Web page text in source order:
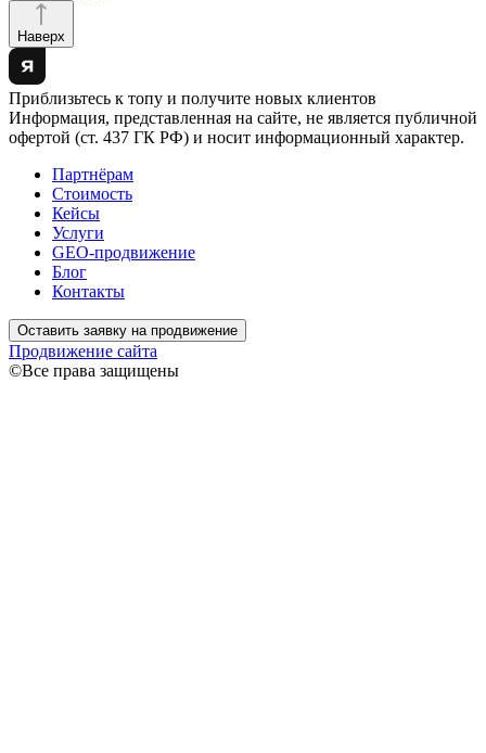
Наверх
Приблизьтесь к топу и получите новых клиентов
Информация, представленная на сайте, не является публичной
офертой (ст. 437 ГК РФ) и носит информационный характер.
Партнёрам
Стоимость
Кейсы
Услуги
GEO-продвижение
Блог
Контакты
Оставить заявку на продвижение
Продвижение сайта
©Все права защищены